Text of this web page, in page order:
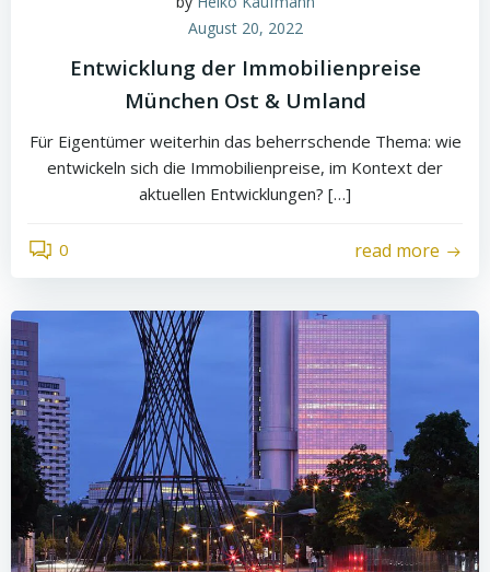
August 20, 2022
Entwicklung der Immobilienpreise
München Ost & Umland
Für Eigentümer weiterhin das beherrschende Thema: wie
entwickeln sich die Immobilienpreise, im Kontext der
aktuellen Entwicklungen? […]
0 read more